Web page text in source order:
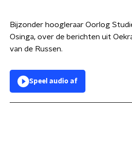
Bijzonder hoogleraar Oorlog
Osinga, over de berichten uit
van de Russen.
Speel audio af